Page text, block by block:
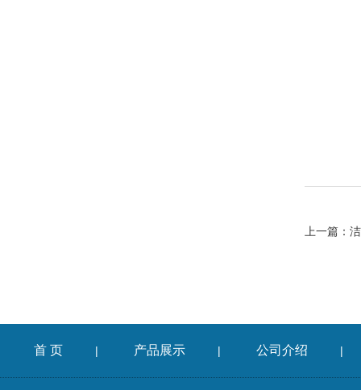
上一篇：
首 页 | 产品展示 | 公司介绍 |